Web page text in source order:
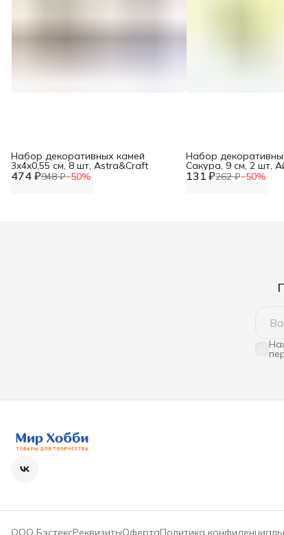
474 ₽948 ₽−50%
Набор декоративных камей
3x4x0,55 см, 8 шт, Astra&Craft
131 ₽262 ₽−50%
Набор
Сакура, 9 см, 2 шт,
ООО БэстексРеквизитыОфертаПолитика